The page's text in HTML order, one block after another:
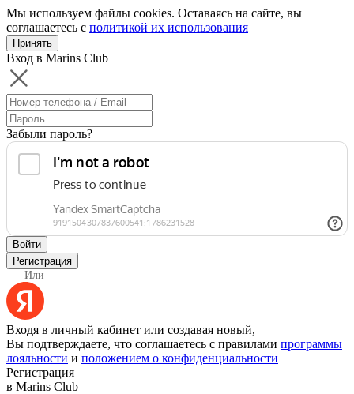
Мы используем файлы cookies. Оставаясь на сайте, вы
соглашаетесь с политикой их использования
Принять
Вход в Marins Club
Забыли пароль?
Войти
Регистрация
Или
Входя в личный кабинет или создавая новый,
Вы подтверждаете, что соглашаетесь с правилами программы
лояльности и положением о конфиденциальности
Регистрация
в Marins Club